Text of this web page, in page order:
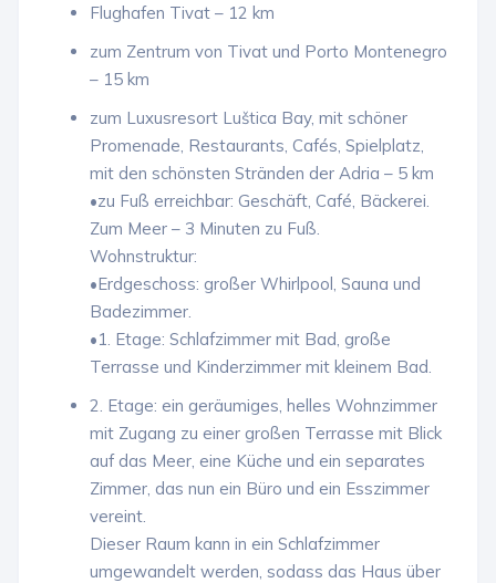
Flughafen Tivat – 12 km
zum Zentrum von Tivat und Porto Montenegro
– 15 km
zum Luxusresort Luštica Bay, mit schöner
Promenade, Restaurants, Cafés, Spielplatz,
mit den schönsten Stränden der Adria – 5 km
•zu Fuß erreichbar: Geschäft, Café, Bäckerei.
Zum Meer – 3 Minuten zu Fuß.
Wohnstruktur:
•Erdgeschoss: großer Whirlpool, Sauna und
Badezimmer.
•1. Etage: Schlafzimmer mit Bad, große
Terrasse und Kinderzimmer mit kleinem Bad.
2. Etage: ein geräumiges, helles Wohnzimmer
mit Zugang zu einer großen Terrasse mit Blick
auf das Meer, eine Küche und ein separates
Zimmer, das nun ein Büro und ein Esszimmer
vereint.
Dieser Raum kann in ein Schlafzimmer
umgewandelt werden, sodass das Haus über